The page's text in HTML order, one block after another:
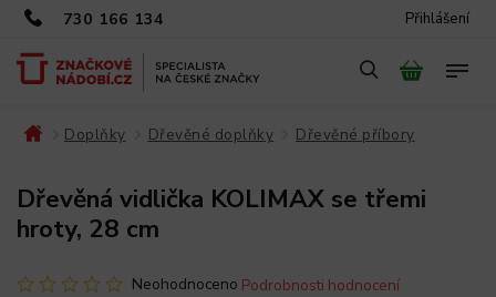
730 166 134 Přihlášení
Doplňky Dřevěné doplňky Dřevěné příbory
Dřevěná vidlička KOLIMAX se třemi
hroty, 28 cm
Neohodnoceno Podrobnosti hodnocení